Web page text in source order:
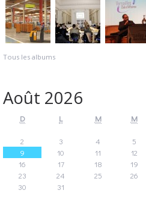
Tous les albums
Août 2026
D L M M
2
3 4 5
9
10 11 12
16
17 18 19
23
24 25 26
30
31